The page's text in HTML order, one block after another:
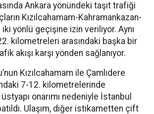
Ankara yönündeki taşıt trafiği
Kızılcahamam-Kahramankazan-
yönlü geçişine izin veriliyor. Aynı
kilometreleri arasındaki başka bir
akışı karşı yönden sağlanıyor.
Kızılcahamam ile Çamlıdere
7-12. kilometrelerinde
onarımı nedeniyle İstanbul
Ulaşım, diğer istikametten çift